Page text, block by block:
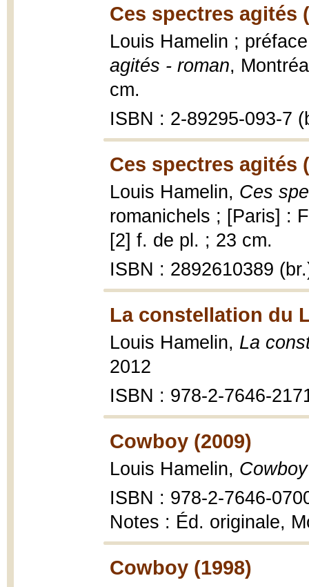
Ces spectres agités
Louis Hamelin ;
agités - roman,
cm.
ISBN : 2-89295-093-7
Ces spectres agités
Louis Hamelin, Ces
romanichels ; [Paris] :
[2] f. de pl. ; 23 cm.
ISBN : 2892610389
La constellation du
Louis Hamelin, La
2012
ISBN : 978-2-7646-
Cowboy (2009)
Louis Hamelin, Cowboy
ISBN : 978-2-7646-
Notes : Éd. originale,
Cowboy (1998)